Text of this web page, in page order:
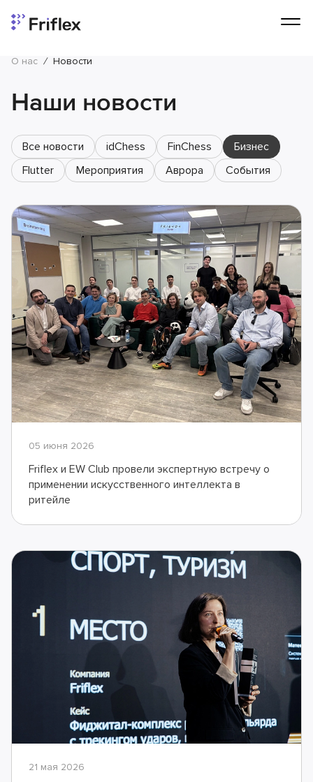
О нас / Новости
Наши новости
Все новости idChess FinChess
Бизнес
Flutter
Мероприятия Аврора События
05 июня 2026
Friflex и EW Club провели экспертную встречу о
применении искусственного интеллекта в
ритейле
21 мая 2026